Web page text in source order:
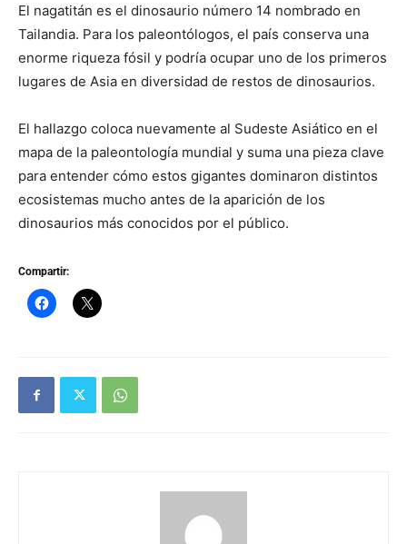
El nagatitán es el dinosaurio número 14 nombrado en
Tailandia. Para los paleontólogos, el país conserva una
enorme riqueza fósil y podría ocupar uno de los primeros
lugares de Asia en diversidad de restos de dinosaurios.
El hallazgo coloca nuevamente al Sudeste Asiático en el
mapa de la paleontología mundial y suma una pieza clave
para entender cómo estos gigantes dominaron distintos
ecosistemas mucho antes de la aparición de los
dinosaurios más conocidos por el público.
Compartir: